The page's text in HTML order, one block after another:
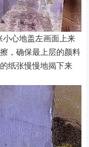
心地盖左画面上来
，确保最上层的颜料
纸张慢慢地揭下来